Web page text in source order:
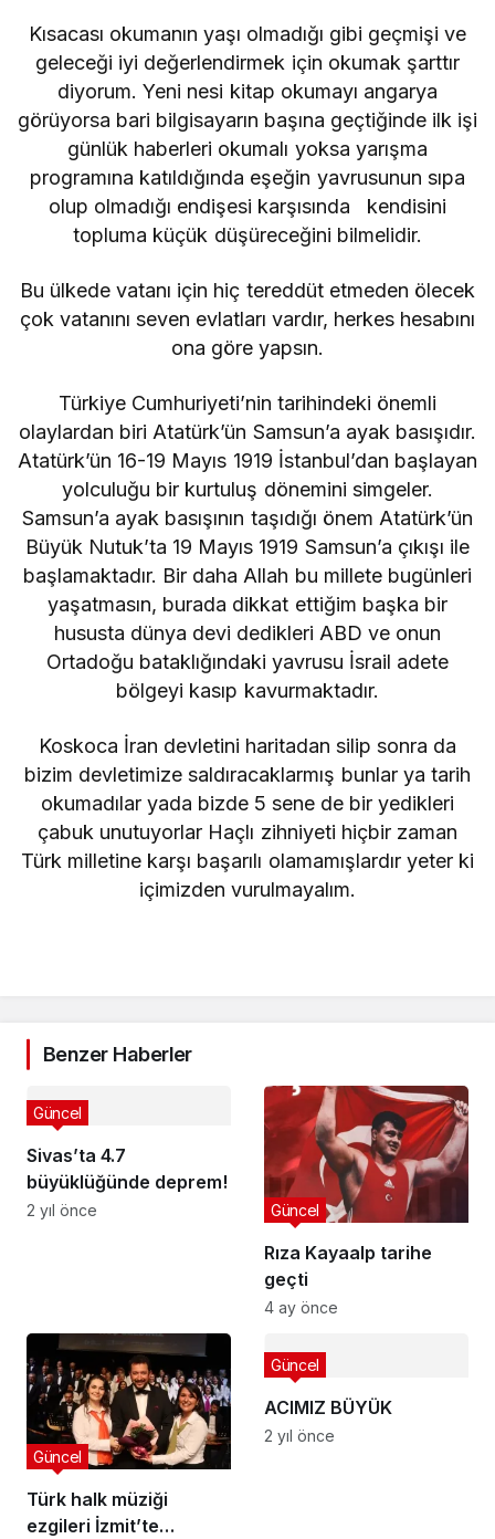
Kısacası okumanın yaşı olmadığı gibi geçmişi ve
geleceği iyi değerlendirmek için okumak şarttır
diyorum. Yeni nesi kitap okumayı angarya
görüyorsa bari bilgisayarın başına geçtiğinde ilk işi
günlük haberleri okumalı yoksa yarışma
programına katıldığında eşeğin yavrusunun sıpa
olup olmadığı endişesi karşısında kendisini
topluma küçük düşüreceğini bilmelidir.
Bu ülkede vatanı için hiç tereddüt etmeden ölecek
çok vatanını seven evlatları vardır, herkes hesabını
ona göre yapsın.
Türkiye Cumhuriyeti’nin tarihindeki önemli
olaylardan biri Atatürk’ün Samsun’a ayak basışıdır.
Atatürk’ün 16-19 Mayıs 1919 İstanbul’dan başlayan
yolculuğu bir kurtuluş dönemini simgeler.
Samsun’a ayak basışının taşıdığı önem Atatürk’ün
Büyük Nutuk’ta 19 Mayıs 1919 Samsun’a çıkışı ile
başlamaktadır. Bir daha Allah bu millete bugünleri
yaşatmasın, burada dikkat ettiğim başka bir
hususta dünya devi dedikleri ABD ve onun
Ortadoğu bataklığındaki yavrusu İsrail adete
bölgeyi kasıp kavurmaktadır.
Koskoca İran devletini haritadan silip sonra da
bizim devletimize saldıracaklarmış bunlar ya tarih
okumadılar yada bizde 5 sene de bir yedikleri
çabuk unutuyorlar Haçlı zihniyeti hiçbir zaman
Türk milletine karşı başarılı olamamışlardır yeter ki
içimizden vurulmayalım.
Benzer Haberler
Sivas’ta 4.7
büyüklüğünde deprem!
Güncel
2 yıl önce
Rıza Kayaalp tarihe
geçti
Güncel
4 ay önce
Türk halk müziği
ezgileri İzmit’te
Güncel
ACIMIZ BÜYÜK
Güncel
2 yıl önce